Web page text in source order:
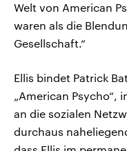
Welt von American
waren als die
Gesellschaft.“
Ellis bindet Patrick
„American Psycho“,
an die sozialen
durchaus